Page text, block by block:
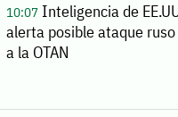
10:07Inteligencia de
alerta posible ataque ruso
a la OTAN